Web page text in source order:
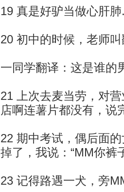
19 真是好驴当做心肝
20 初中的时候，老师
一同学翻译：这是谁
21 上次去麦当劳，对
店啊连薯片都没有，
22 期中考试，偶后面
掉了，我说：“MM你裤
23 记得路遇一犬，旁